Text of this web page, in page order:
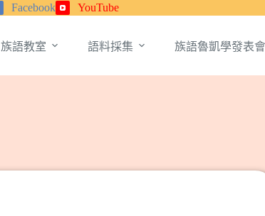
Facebook YouTube
族語教室 語料採集 族語魯凱學發表會